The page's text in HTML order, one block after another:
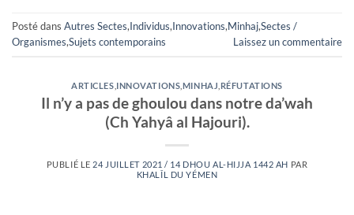
Posté dans Autres Sectes,Individus,Innovations,Minhaj,Sectes /
Organismes,Sujets contemporains Laissez un commentaire
ARTICLES INNOVATIONS MINHAJ RÉFUTATIONS
Il n’y a pas de ghoulou dans notre da’wah
(Ch Yahyâ al Hajouri).
PUBLIÉ LE 24 JUILLET 2021 / 14 DHOU AL-HIJJA 1442 AH PAR
KHALÎL DU YÉMEN